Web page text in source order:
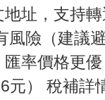
址，支持
風險（建議
率價格更
元） 稅補詳